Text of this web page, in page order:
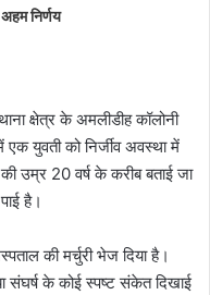
निर्णय
क्षेत्र के अमलीडीह कॉलोनी
एक युवती को निर्जीव अवस्था में
उम्र 20 वर्ष के करीब बताई जा
है।
की मर्चुरी भेज दिया है।
संघर्ष के कोई स्पष्ट संकेत दिखाई